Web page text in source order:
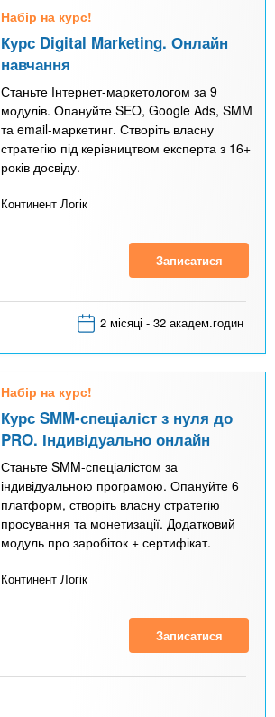
Набір на курс!
Курс Digital Marketing. Онлайн
навчання
Станьте Інтернет-маркетологом за 9
модулів. Опануйте SEO, Google Ads, SMM
та email-маркетинг. Створіть власну
стратегію під керівництвом експерта з 16+
років досвіду.
Континент Логік
Записатися
2 місяці - 32 академ.годин
Набір на курс!
Курс SMM-спеціаліст з нуля до
PRO. Індивідуально онлайн
Станьте SMM-спеціалістом за
індивідуальною програмою. Опануйте 6
платформ, створіть власну стратегію
просування та монетизації. Додатковий
модуль про заробіток + сертифікат.
Континент Логік
Записатися